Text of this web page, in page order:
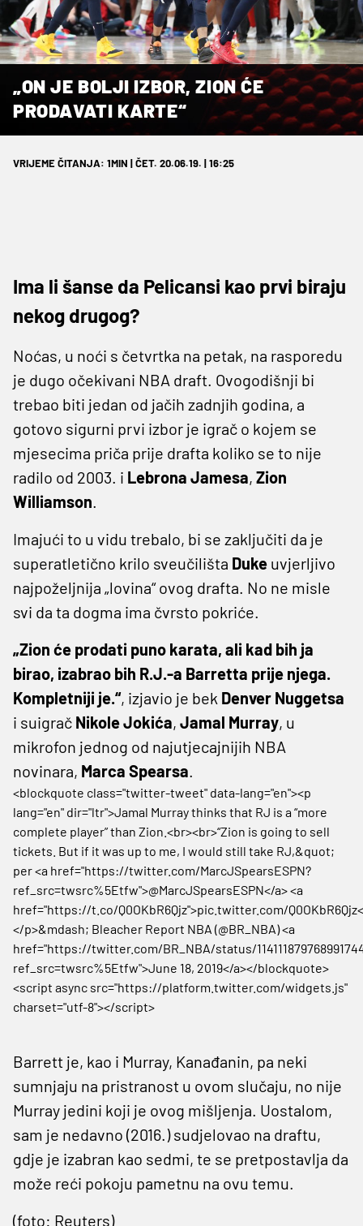
„ON JE BOLJI IZBOR, ZION ĆE
PRODAVATI KARTE“
VRIJEME ČITANJA: 1MIN | ČET. 20.06.19. | 16:25
Ima li šanse da Pelicansi kao prvi biraju
nekog drugog?
Noćas, u noći s četvrtka na petak, na rasporedu
je dugo očekivani NBA draft. Ovogodišnji bi
trebao biti jedan od jačih zadnjih godina, a
gotovo sigurni prvi izbor je igrač o kojem se
mjesecima priča prije drafta koliko se to nije
radilo od 2003. i Lebrona Jamesa, Zion
Williamson.
Imajući to u vidu trebalo, bi se zaključiti da je
superatletično krilo sveučilišta Duke uvjerljivo
najpoželjnija „lovina“ ovog drafta. No ne misle
svi da ta dogma ima čvrsto pokriće.
„Zion će prodati puno karata, ali kad bih ja
birao, izabrao bih R.J.-a Barretta prije njega.
Kompletniji je.“, izjavio je bek Denver Nuggetsa
i suigrač Nikole Jokića, Jamal Murray, u
mikrofon jednog od najutjecajnijih NBA
novinara, Marca Spearsa.
<blockquote class="twitter-tweet" data-lang="en"><p
lang="en" dir="ltr">Jamal Murray thinks that RJ is a “more
complete player” than Zion.<br><br>“Zion is going to sell
tickets. But if it was up to me, I would still take RJ,&quot;
per <a href="https://twitter.com/MarcJSpearsESPN?
ref_src=twsrc%5Etfw">@MarcJSpearsESPN</a> <a
href="https://t.co/Q0OKbR6Qjz">pic.twitter.com/
</p>&mdash; Bleacher Report NBA (@BR_NBA) <a
href="https://twitter.com/BR_NBA/status/
ref_src=twsrc%5Etfw">June 18, 2019</a></blockquote>
<script async src="https://platform.twitter.com/widgets.js"
charset="utf-8"></script>
Barrett je, kao i Murray, Kanađanin, pa neki
sumnjaju na pristranost u ovom slučaju, no nije
Murray jedini koji je ovog mišljenja. Uostalom,
sam je nedavno (2016.) sudjelovao na draftu,
gdje je izabran kao sedmi, te se pretpostavlja da
može reći pokoju pametnu na ovu temu.
(foto: Reuters)